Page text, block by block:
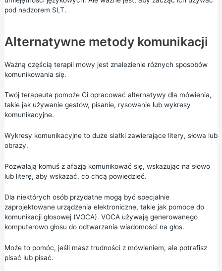
pod nadzorem SLT.
Alternatywne metody komunikacji
Ważną częścią terapii mowy jest znalezienie różnych sposobów
komunikowania się.
Twój terapeuta pomoże Ci opracować alternatywy dla mówienia,
takie jak używanie gestów, pisanie, rysowanie lub wykresy
komunikacyjne.
Wykresy komunikacyjne to duże siatki zawierające litery, słowa lub
obrazy.
Pozwalają komuś z afazją komunikować się, wskazując na słowo
lub literę, aby wskazać, co chcą powiedzieć.
Dla niektórych osób przydatne mogą być specjalnie
zaprojektowane urządzenia elektroniczne, takie jak pomoce do
komunikacji głosowej (VOCA). VOCA używają generowanego
komputerowo głosu do odtwarzania wiadomości na głos.
Może to pomóc, jeśli masz trudności z mówieniem, ale potrafisz
pisać lub pisać.